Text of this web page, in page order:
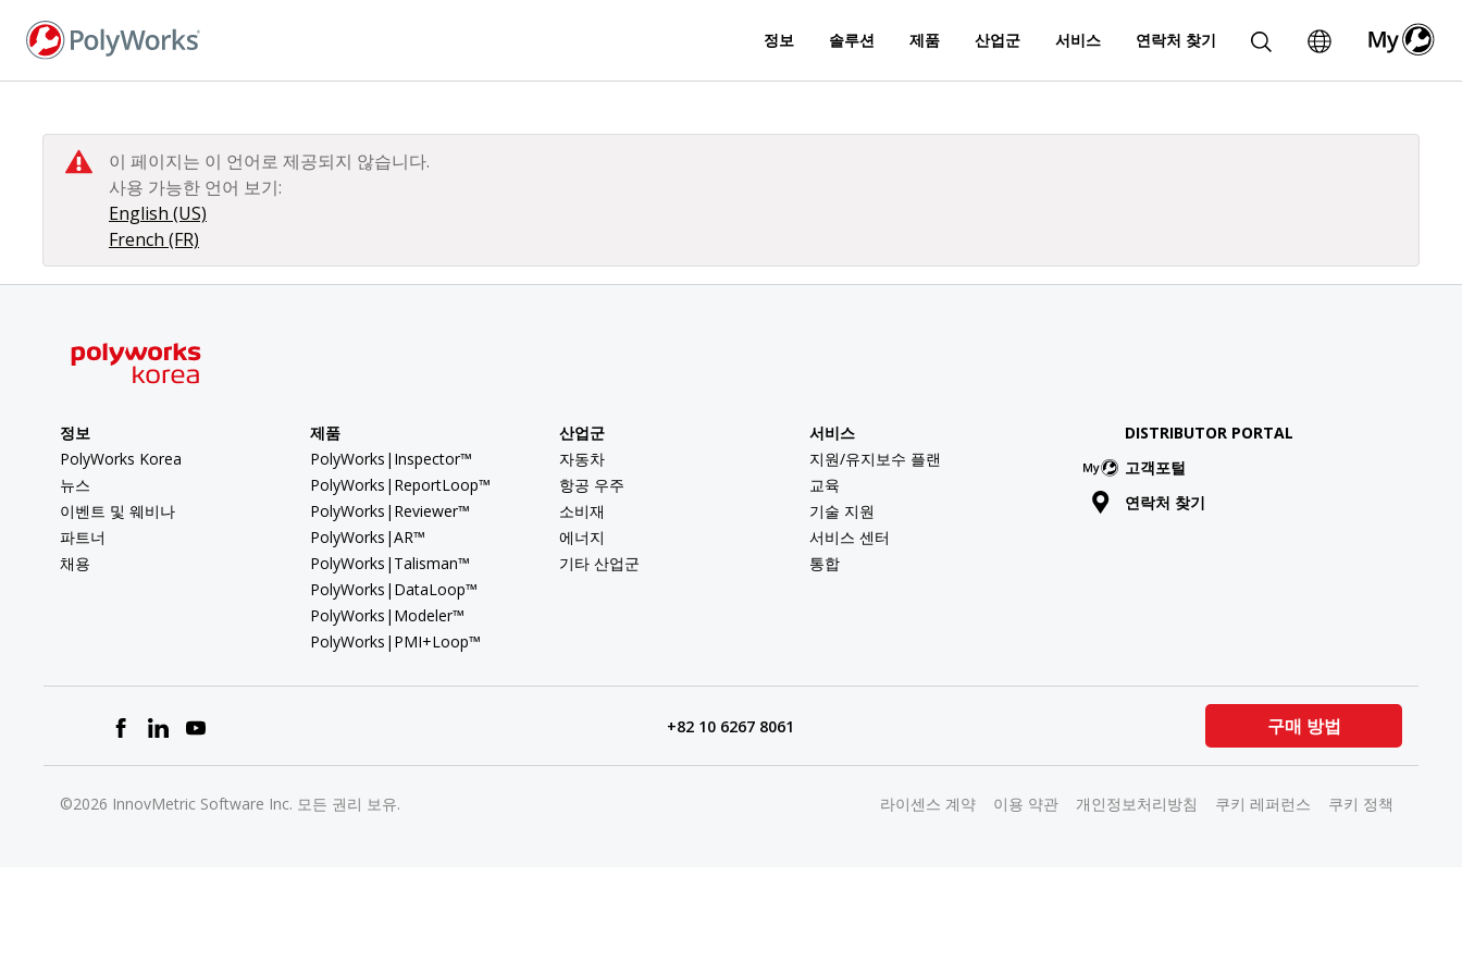
정보 솔루션 제품 산업군 서비스 연락처 찾기
이 페이지는 이 언어로 제공되지 않습니다.
사용 가능한 언어 보기:
English (US)
French (FR)
정보
PolyWorks Korea
뉴스
이벤트 및 웨비나
파트너
채용
제품
PolyWorks|Inspector™
PolyWorks|ReportLoop™
PolyWorks|Reviewer™
PolyWorks|AR™
PolyWorks|Talisman™
PolyWorks|DataLoop™
PolyWorks|Modeler™
PolyWorks|PMI+Loop™
산업군
자동차
항공 우주
소비재
에너지
기타 산업군
서비스
지원/유지보수 플랜
교육
기술 지원
서비스 센터
통합
DISTRIBUTOR PORTAL
고객포털
연락처 찾기
+82 10 6267 8061 구매 방법
©2026 InnovMetric Software Inc. 모든 권리 보유. 라이센스 계약 이용 약관 개인정보처리방침 쿠키 레퍼런스 쿠키 정책